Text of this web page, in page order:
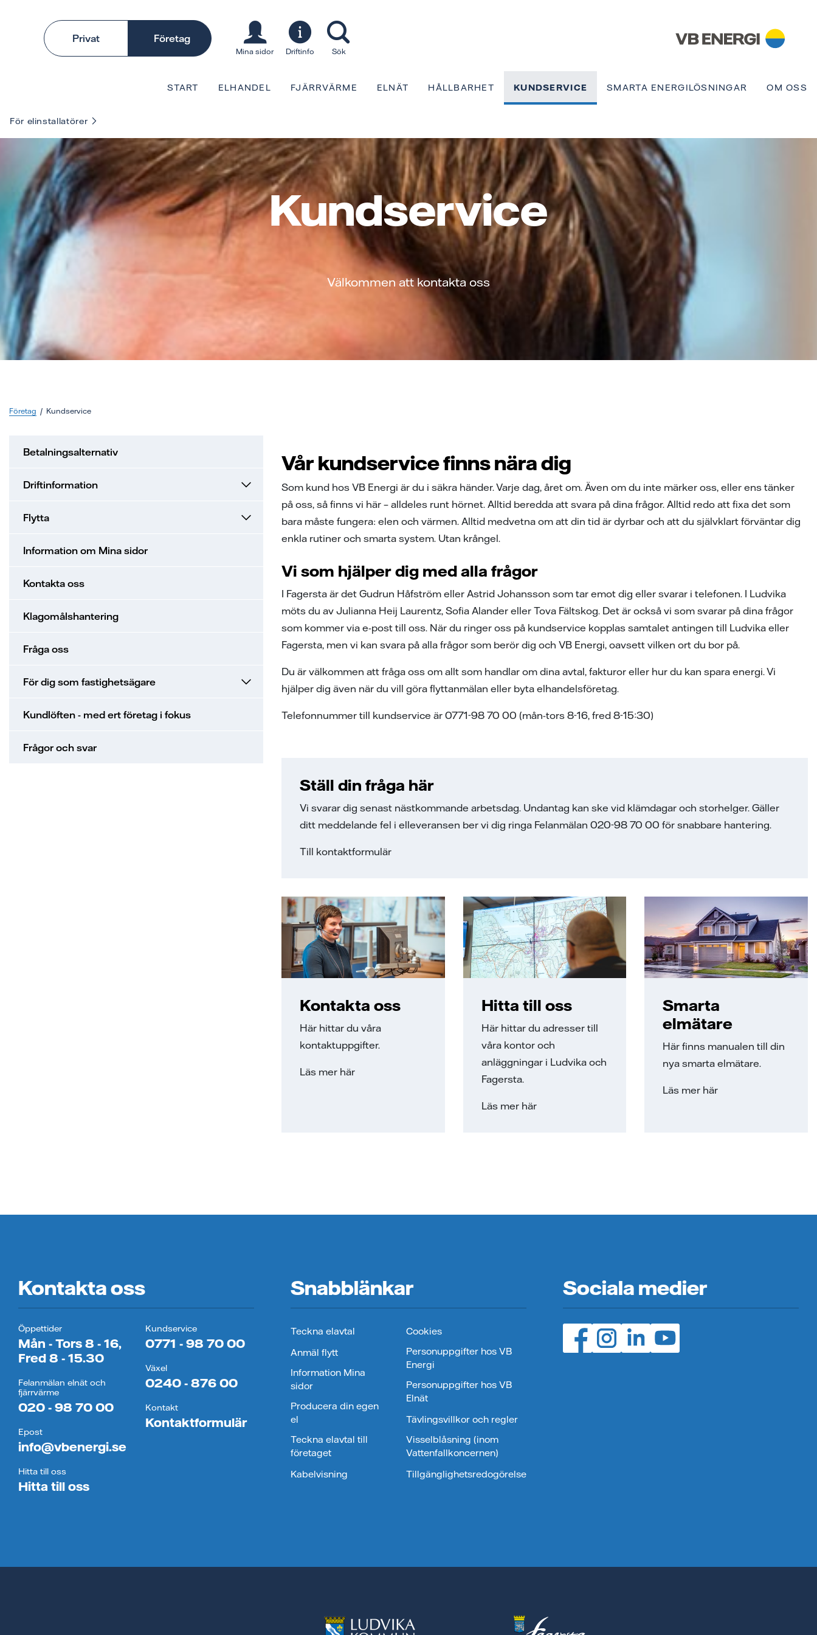
Privat Företag
Mina sidor Driftinfo Sök
START ELHANDEL FJÄRRVÄRME ELNÄT HÅLLBARHET KUNDSERVICE SMARTA ENERGILÖSNINGAR OM OSS
För elinstallatörer
Kundservice
Välkommen att kontakta oss
Företag Kundservice
Vår kundservice finns nära dig
Som kund hos VB Energi är du i säkra händer. Varje dag, året om. Även om du inte märker oss, eller ens tänker
på oss, så finns vi här – alldeles runt hörnet. Alltid beredda att svara på dina frågor. Alltid redo att fixa det som
bara måste fungera: elen och värmen. Alltid medvetna om att din tid är dyrbar och att du självklart förväntar dig
enkla rutiner och smarta system. Utan krångel.
Vi som hjälper dig med alla frågor
I Fagersta är det Gudrun Håfström eller Astrid Johansson som tar emot dig eller svarar i telefonen. I Ludvika
möts du av Julianna Heij Laurentz, Sofia Alander eller Tova Fältskog. Det är också vi som svarar på dina frågor
som kommer via e-post till oss. När du ringer oss på kundservice kopplas samtalet antingen till Ludvika eller
Fagersta, men vi kan svara på alla frågor som berör dig och VB Energi, oavsett vilken ort du bor på.
Du är välkommen att fråga oss om allt som handlar om dina avtal, fakturor eller hur du kan spara energi. Vi
hjälper dig även när du vill göra flyttanmälan eller byta elhandelsföretag.
Telefonnummer till kundservice är 0771-98 70 00 (mån-tors 8-16, fred 8-15:30)
Ställ din fråga här
Vi svarar dig senast nästkommande arbetsdag. Undantag kan ske vid klämdagar och storhelger. Gäller
ditt meddelande fel i elleveransen ber vi dig ringa Felanmälan 020-98 70 00 för snabbare hantering.
Till kontaktformulär
Kontakta oss
Här hittar du våra
kontaktuppgifter.
Läs mer här
Hitta till oss
Här hittar du adresser till
våra kontor och
anläggningar i Ludvika och
Fagersta.
Läs mer här
Smarta
elmätare
Här finns manualen till din
nya smarta elmätare.
Läs mer här
Betalningsalternativ
Driftinformation
Flytta
Information om Mina sidor
Kontakta oss
Klagomålshantering
Fråga oss
För dig som fastighetsägare
Kundlöften - med ert företag i fokus
Frågor och svar
Kontakta oss
Öppettider
Mån - Tors 8 - 16,
Fred 8 - 15.30
Felanmälan elnät och
fjärrvärme
020 - 98 70 00
Epost
info@vbenergi.se
Hitta till oss
Hitta till oss
Kundservice
0771 - 98 70 00
Växel
0240 - 876 00
Kontakt
Kontaktformulär
Snabblänkar
Teckna elavtal
Anmäl flytt
Information Mina
sidor
Producera din egen
el
Teckna elavtal till
företaget
Kabelvisning
Cookies
Personuppgifter hos VB
Energi
Personuppgifter hos VB
Elnät
Tävlingsvillkor och regler
Visselblåsning (inom
Vattenfallkoncernen)
Tillgänglighetsredogörelse
Sociala medier
Facebook (öppnas i ny flik)
Instagram (öppnas i ny flik)
LinedIn (öppnas i ny flik)